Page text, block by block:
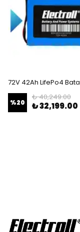
72V 42Ah LifePo4
%20
₺ 40,249.00
₺ 32,199.00